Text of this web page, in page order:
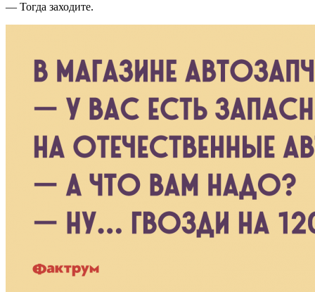
— Тогда заходите.